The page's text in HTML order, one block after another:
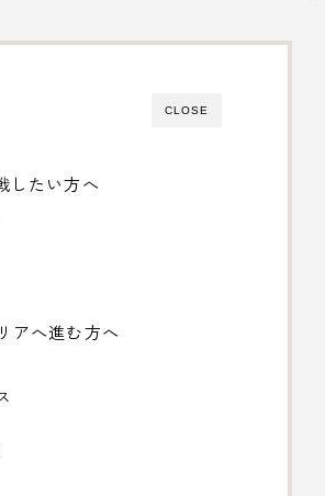
CLOSE
したい方へ
アへ進む方へ